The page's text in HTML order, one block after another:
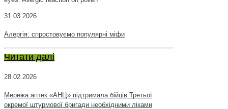
31.03.2026
Алергія: спростовуємо популярні міфи
Читати далі
28.02.2026
Мережа аптек «АНЦ» підтримала бійців Третьої
окремої штурмової бригади необхідними ліками